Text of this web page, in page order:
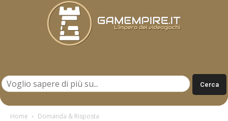
Home Domanda & Risposta